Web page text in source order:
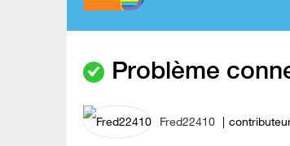
Problème
Fred22410